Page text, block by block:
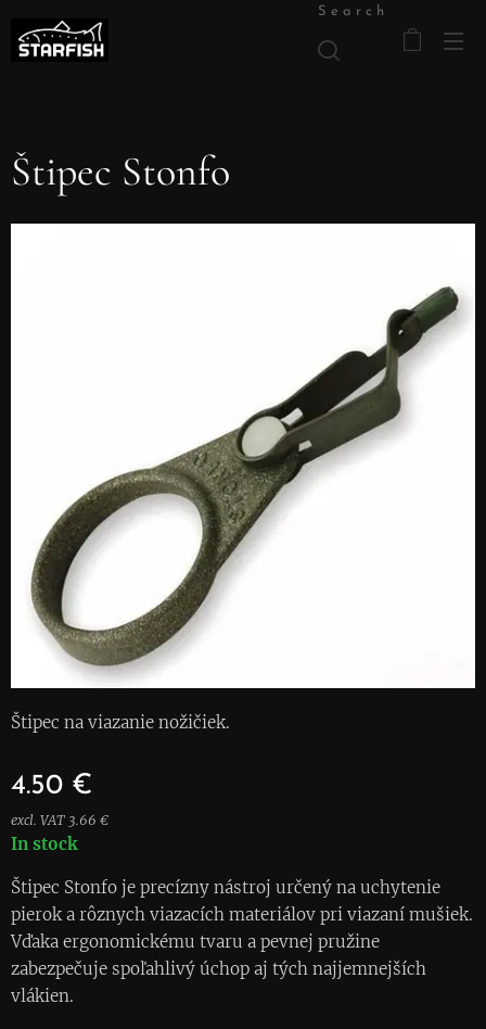
Search
Štipec Stonfo
Štipec na viazanie nožičiek.
4.50 €
excl. VAT 3.66 €
In stock
Štipec Stonfo je precízny nástroj určený na uchytenie
pierok a rôznych viazacích materiálov pri viazaní mušiek.
Vďaka ergonomickému tvaru a pevnej pružine
zabezpečuje spoľahlivý úchop aj tých najjemnejších
vlákien.